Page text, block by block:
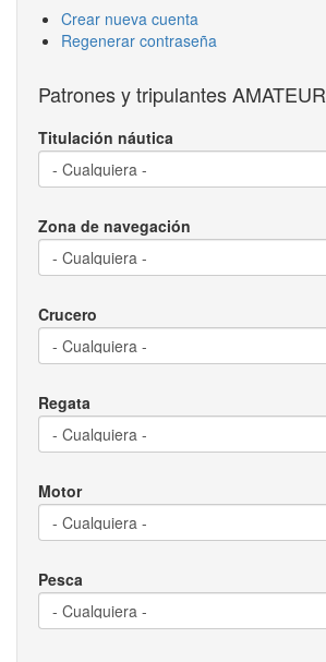
Crear nueva cuenta
Regenerar contraseña
Patrones y tripulantes AMATEUR
Titulación náutica
Zona de navegación
Crucero
Regata
Motor
Pesca